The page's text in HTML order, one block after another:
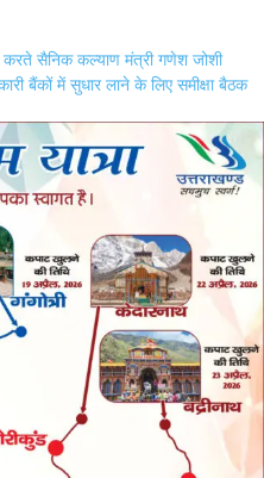
करते सैनिक कल्याण मंत्री गणेश जोशी
बैंकों में सुधार लाने के लिए समीक्षा बैठक